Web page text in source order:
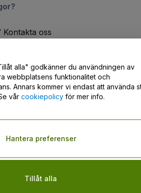
oss
2026 Företagsinformation
medger godkännande av
information/dina integritetsval
alla" godkänner du användningen av
webbplatsens funktionalitet och
Annars kommer vi endast att använda
vår cookiepolicy för mer info.
Tillåt alla
Hantera preferenser